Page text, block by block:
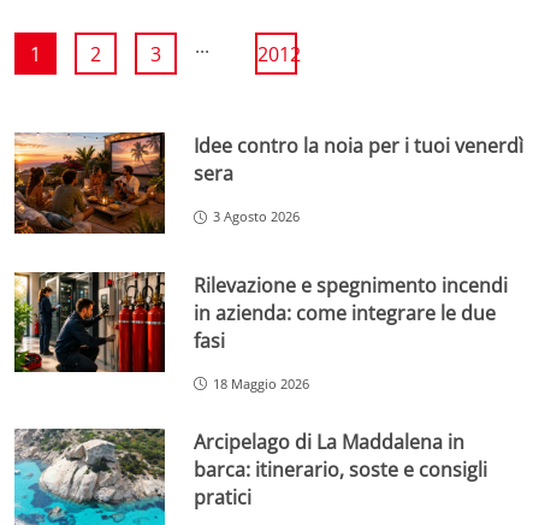
1 2 3 ... 2012
Idee contro la noia per i tuoi venerdì
sera
3 Agosto 2026
Rilevazione e spegnimento incendi
in azienda: come integrare le due
fasi
18 Maggio 2026
Arcipelago di La Maddalena in
barca: itinerario, soste e consigli
pratici